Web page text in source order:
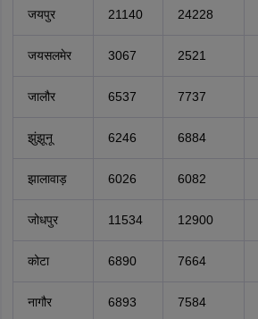
जयपुर 21140 24228
जयसलमेर 3067 2521
जालौर 6537 7737
झुंझूनू 6246 6884
झालावाड़ 6026 6082
जोधपुर 11534 12900
कोटा 6890 7664
नागौर 6893 7584